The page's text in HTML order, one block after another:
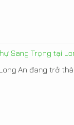
Sang Trọng tại
An đang trở